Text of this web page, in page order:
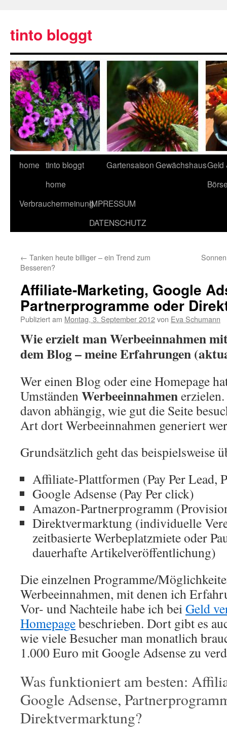
tinto bloggt
home tinto bloggt
home
GartensaisonGewächshausGeld
VerbrauchermeinungIMPRESSUM
DATENSCHUTZ
← Tanken heute billiger – ein Trend zum
Besseren?
Affiliate-Marketing, Google
Partnerprogramme oder
Publiziert am Montag, 3. September 2012von Eva Schumann
Wie erzielt man Werbeeinnahmen
dem Blog – meine Erfahrungen
Wer einen Blog oder eine Homepage
UmständenWerbeeinnahmen
davon abhängig, wie gut die Seite
Art dort Werbeeinnahmen generiert
Grundsätzlich geht das beispielsweise
Affiliate-Plattformen (Pay Per Lead,
Google Adsense (Pay Per click)
Amazon-Partnerprogramm
Direktvermarktung (individuelle
zeitbasierte Werbeplatzmiete oder
dauerhafte Artikelveröffentlichung)
Die einzelnen Programme/
Werbeeinnahmen, mit denen ich
Vor- und Nachteile habe ich beiGeld
Homepagebeschrieben. Dort gibt es
wie viele Besucher man monatlich
1.000 Euro mit Google Adsense zu
Was funktioniert am besten:
Google Adsense,
Direktvermarktung?